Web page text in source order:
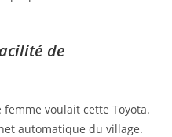
de
voulait cette Toyota.
automatique du village.